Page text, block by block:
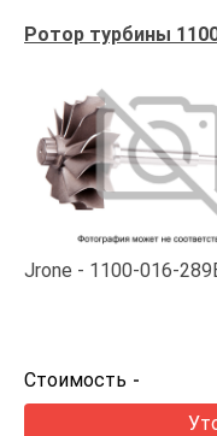
Ротор турбины
Jrone 1100-016-
Стоимость -